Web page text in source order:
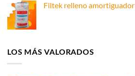
Filtek relleno amortiguador
LOS MÁS VALORADOS